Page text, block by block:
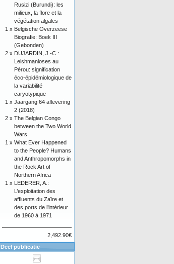
Rusizi (Burundi): les
milieux, la flore et la
végétation algales
1 x Belgische Overzeese
Biografie: Boek III
(Gebonden)
2 x DUJARDIN, J.-C.:
Leishmanioses au
Pérou: signification
éco-épidémiologique de
la variabilité
caryotypique
1 x Jaargang 64 aflevering
2 (2018)
2 x The Belgian Congo
between the Two World
Wars
1 x What Ever Happened
to the People? Humans
and Anthropomorphs in
the Rock Art of
Northern Africa
1 x LEDERER, A.:
L’exploitation des
affluents du Zaïre et
des ports de l’intérieur
de 1960 à 1971
2,492.90€
Deel publicatie